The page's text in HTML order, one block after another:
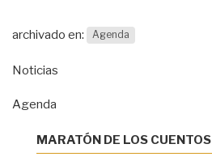
archivado en: Agenda
Noticias
Agenda
MARATÓN DE LOS CUENTOS